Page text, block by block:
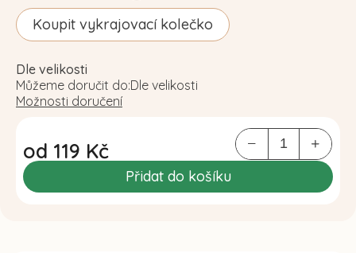
od 119 Kč
Měrná
cena:
Přidat do košíku
Koupit vykrajovací kolečko
Dle velikosti
Můžeme doručit do:Dle velikosti
Možnosti doručení